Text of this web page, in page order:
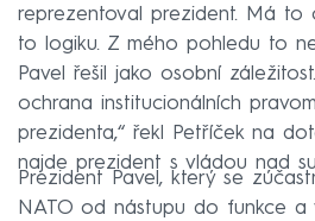
reprezentoval prezident. Má to
to logiku. Z mého pohledu to
Pavel řešil jako osobní
ochrana institucionálních
prezidenta,“ řekl Petříček na
najde prezident s vládou nad
Prezident Pavel, který se
NATO od nástupu do funkce a